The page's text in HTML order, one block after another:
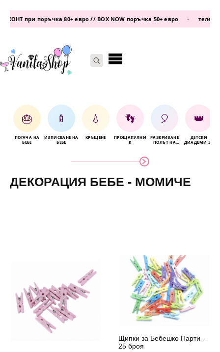
поръчка 80+ евро // BOX NOW поръчка 50+ евро • телефон:
🎂
ПОГАЧА НА
БЕБЕ
🍼
ИЗПИСВАНЕ НА
БЕБЕ
💧
КРЪЩЕНЕ
👣
ПРОЩАПУЛНИ
К
🎈
РАЗКРИВАНЕ
ПОЛЪТ НА
👑
ДЕТСКИ
ДИАДЕМИ ЗА
ДЕКОРАЦИЯ БЕБЕ - МОМИЧЕ
Щипки за Бебешко Парти –
25 броя